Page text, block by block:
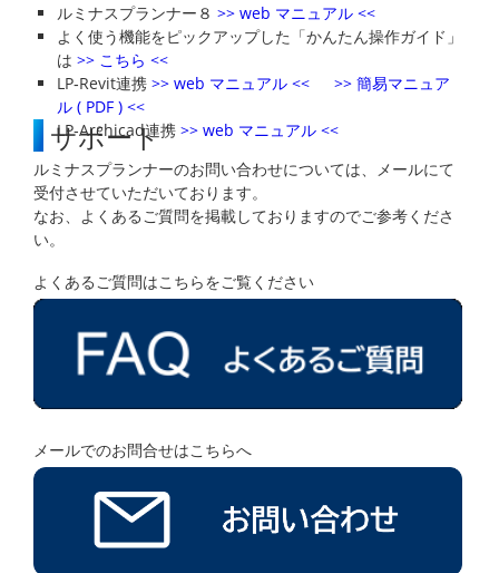
ルミナスプランナー８ >> web マニュアル <<
よく使う機能をピックアップした「かんたん操作ガイド」
は >> こちら <<
LP‐Revit連携 >> web マニュアル <<
>> 簡易マニュア
ル ( PDF ) <<
LP‐Archicad連携 >> web マニュアル <<
サポート
ルミナスプランナーのお問い合わせについては、メールにて
受付させていただいております。
なお、よくあるご質問を掲載しておりますのでご参考くださ
い。
よくあるご質問はこちらをご覧ください
メールでのお問合せはこちらへ